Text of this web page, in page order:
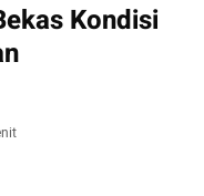
Kondisi